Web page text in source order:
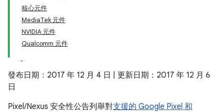
核心元件
MediaTek 元件
NVIDIA 元件
Qualcomm 元件
發布日期：2017 年 12 月 4 日 | 更新日期：2017 年 12 月 6
日
Pixel/Nexus 安全性公告列舉對支援的 Google Pixel 和